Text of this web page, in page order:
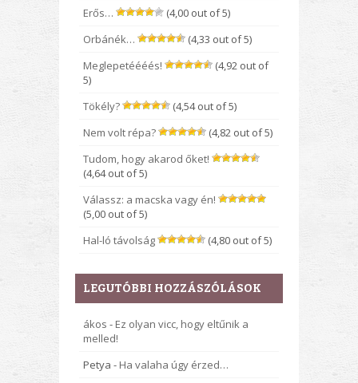
Erős…
(4,00 out of 5)
Orbánék…
(4,33 out of 5)
Meglepetéééés!
(4,92 out of
5)
Tökély?
(4,54 out of 5)
Nem volt répa?
(4,82 out of 5)
Tudom, hogy akarod őket!
(4,64 out of 5)
Válassz: a macska vagy én!
(5,00 out of 5)
Hal-ló távolság
(4,80 out of 5)
LEGUTÓBBI HOZZÁSZÓLÁSOK
ákos - Ez olyan vicc, hogy eltűnik a
melled!
Petya - Ha valaha úgy érzed…